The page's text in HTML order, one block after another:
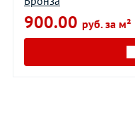
900.00 руб. за м²